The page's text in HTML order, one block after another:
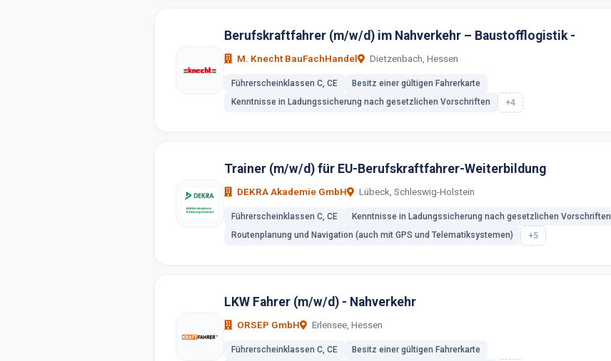
Berufskraftfahrer (m/w/d) im Nahverkehr – Baustofflogistik -
M. Knecht BauFachHandel Dietzenbach, Hessen
Führerscheinklassen C, CE
Besitz einer gültigen Fahrerkarte
Kenntnisse in Ladungssicherung nach gesetzlichen Vorschriften
+4
Trainer (m/w/d) für EU-Berufskraftfahrer-Weiterbildung
DEKRA Akademie GmbH Lübeck, Schleswig-Holstein
Führerscheinklassen C, CE
Kenntnisse in Ladungssicherung nach gesetzlichen Vorschriften
Routenplanung und Navigation (auch mit GPS und Telematiksystemen)
+5
LKW Fahrer (m/w/d) - Nahverkehr
ORSEP GmbH Erlensee, Hessen
Führerscheinklassen C, CE
Besitz einer gültigen Fahrerkarte